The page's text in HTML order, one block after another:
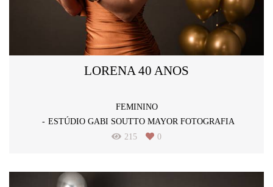
LORENA 40 ANOS
FEMININO
ESTÚDIO GABI SOUTTO MAYOR FOTOGRAFIA
215
0